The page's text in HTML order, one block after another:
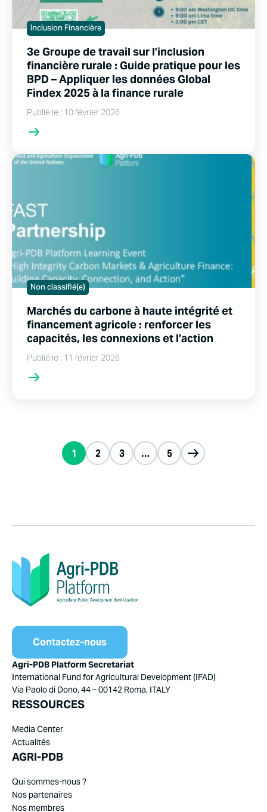
Inclusion Financière
3e Groupe de travail sur l’inclusion
financière rurale : Guide pratique pour les
BPD – Appliquer les données Global
Findex 2025 à la finance rurale
Publié le : 10 février 2026
Non classifié(e)
Marchés du carbone à haute intégrité et
financement agricole : renforcer les
capacités, les connexions et l’action
Publié le : 11 février 2026
1 2 3 … 5
Contactez-nous
Agri-PDB Platform Secretariat
International Fund for Agricultural Development (IFAD)
Via Paolo di Dono, 44 – 00142 Roma, ITALY
RESSOURCES
Media Center
Actualités
AGRI-PDB
Qui sommes-nous ?
Nos partenaires
Nos membres